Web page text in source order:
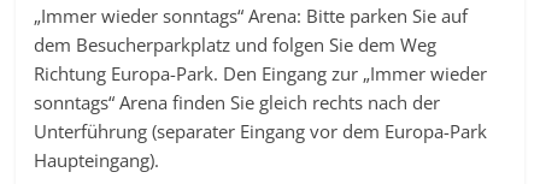
„Immer wieder sonntags“ Arena: Bitte parken Sie auf
dem Besucherparkplatz und folgen Sie dem Weg
Richtung Europa-Park. Den Eingang zur „Immer wieder
sonntags“ Arena finden Sie gleich rechts nach der
Unterführung (separater Eingang vor dem Europa-Park
Haupteingang).